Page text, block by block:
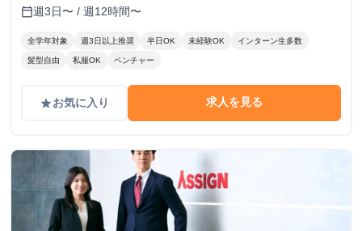
から徒歩5分、 西新宿駅から徒歩9分
calendar_today週3日〜 / 週12時間〜
全学年対象 週3日以上推奨 半日OK 未経験OK インターン生多数
髪型自由 私服OK ベンチャー
gradeお気に入り 求人を見る